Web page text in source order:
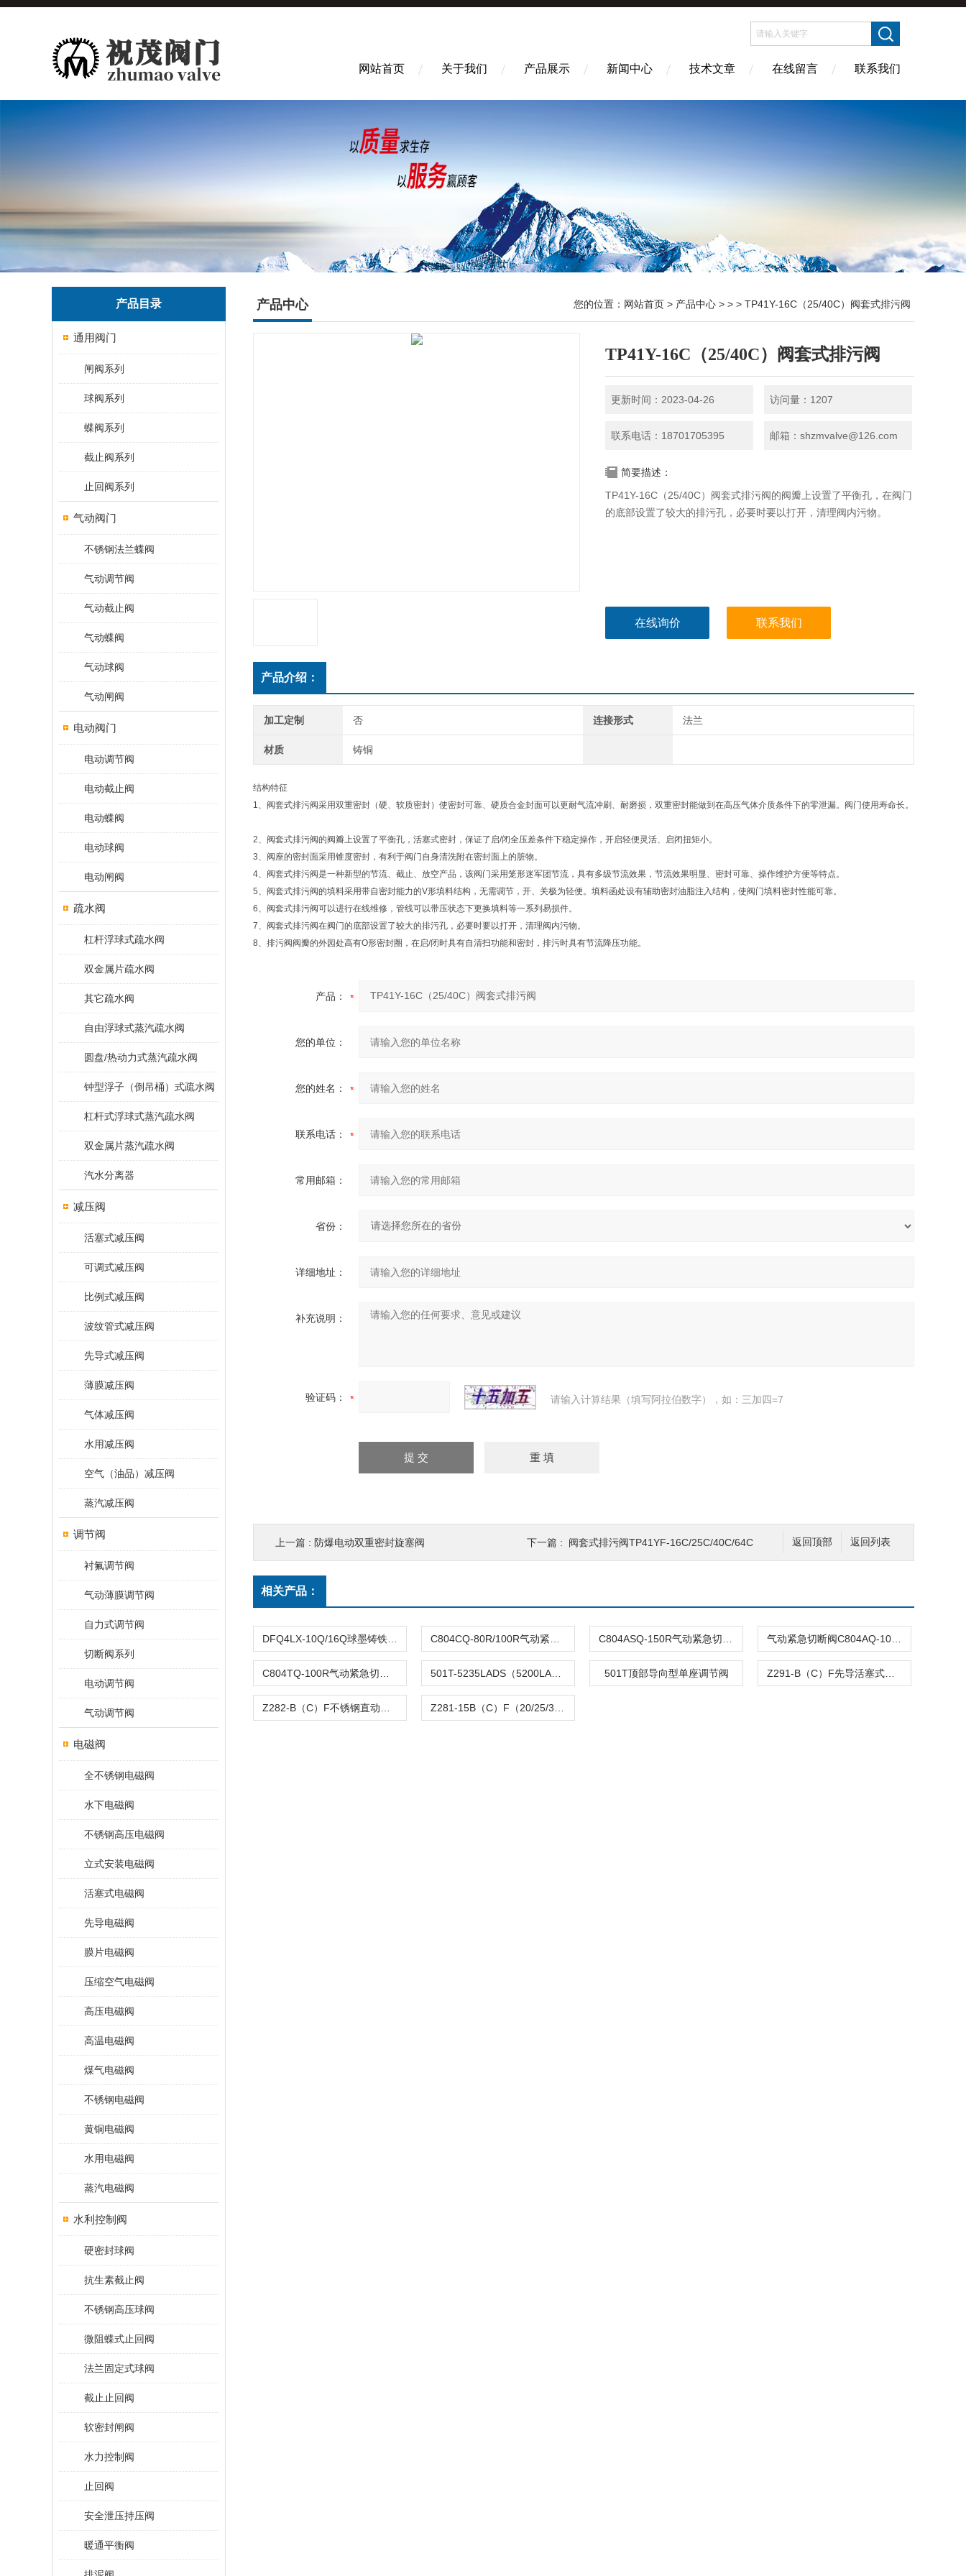
网站首页 关于我们 产品展示 新闻中心 技术文章 在线留言 联系我们
产品目录
通用阀门
闸阀系列
球阀系列
蝶阀系列
截止阀系列
止回阀系列
气动阀门
不锈钢法兰蝶阀
气动调节阀
气动截止阀
气动蝶阀
气动球阀
气动闸阀
电动阀门
电动调节阀
电动截止阀
电动蝶阀
电动球阀
电动闸阀
疏水阀
杠杆浮球式疏水阀
双金属片疏水阀
其它疏水阀
自由浮球式蒸汽疏水阀
圆盘/热动力式蒸汽疏水阀
钟型浮子（倒吊桶）式疏水阀
杠杆式浮球式蒸汽疏水阀
双金属片蒸汽疏水阀
汽水分离器
减压阀
活塞式减压阀
可调式减压阀
比例式减压阀
波纹管式减压阀
先导式减压阀
薄膜减压阀
气体减压阀
水用减压阀
空气（油品）减压阀
蒸汽减压阀
调节阀
衬氟调节阀
气动薄膜调节阀
自力式调节阀
切断阀系列
电动调节阀
气动调节阀
电磁阀
全不锈钢电磁阀
水下电磁阀
不锈钢高压电磁阀
立式安装电磁阀
活塞式电磁阀
先导电磁阀
膜片电磁阀
压缩空气电磁阀
高压电磁阀
高温电磁阀
煤气电磁阀
不锈钢电磁阀
黄铜电磁阀
水用电磁阀
蒸汽电磁阀
水利控制阀
硬密封球阀
抗生素截止阀
不锈钢高压球阀
微阻蝶式止回阀
法兰固定式球阀
截止止回阀
软密封闸阀
水力控制阀
止回阀
安全泄压持压阀
暖通平衡阀
产品中心 您的位置： 网站首页 > 产品中心 > > > TP41Y-16C（25/40C）阀套式排污阀
TP41Y-16C（25/40C）阀套式排污阀
更新时间：2023-04-26 访问量：1207
联系电话：18701705395 邮箱：shzmvalve@126.com
简要描述：
TP41Y-16C（25/40C）阀套式排污阀的阀瓣上设置了平衡孔，在阀门
的底部设置了较大的排污孔，必要时要以打开，清理阀内污物。
在线询价 联系我们
产品介绍：
加工定制 否 连接形式 法兰
材质 铸铜
结构特征
1、阀套式排污阀采用双重密封（硬、软质密封）使密封可靠、硬质合金封面可以更耐气流冲刷、耐磨损，双重密封能做到在高压气体介质条件下的零泄漏。阀门使用寿命长。
2、阀套式排污阀的阀瓣上设置了平衡孔，活塞式密封，保证了启/闭全压差条件下稳定操作，开启轻便灵活、启闭扭矩小。
3、阀座的密封面采用锥度密封，有利于阀门自身清洗附在密封面上的脏物。
4、阀套式排污阀是一种新型的节流、截止、放空产品，该阀门采用笼形迷军团节流，具有多级节流效果，节流效果明显、密封可靠、操作维护方便等特点。
5、阀套式排污阀的填料采用带自密封能力的V形填料结构，无需调节，开、关极为轻便。填料函处设有辅助密封油脂注入结构，使阀门填料密封性能可靠。
6、阀套式排污阀可以进行在线维修，管线可以带压状态下更换填料等一系列易损件。
7、阀套式排污阀在阀门的底部设置了较大的排污孔，必要时要以打开，清理阀内污物。
8、排污阀阀瓣的外园处高有O形密封圈，在启/闭时具有自清扫功能和密封，排污时具有节流降压功能。
产品：
您的单位：
您的姓名：
联系电话：
常用邮箱：
省份：
详细地址：
补充说明：
验证码： 请输入计算结果（填写阿拉伯数字），如：三加四=7
返回列表
返回顶部
上一篇 : 防爆电动双重密封旋塞阀 下一篇 : 阀套式排污阀TP41YF-16C/25C/40C/64C
相关产品：
501T顶部导向型单座调节阀